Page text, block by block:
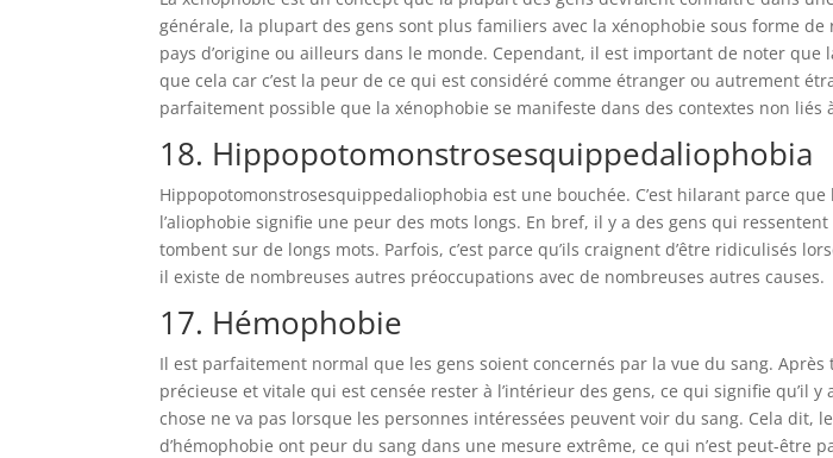
générale, la plupart des gens sont plus familiers avec la xénophobie sous forme
pays d’origine ou ailleurs dans le monde. Cependant, il est important de noter que
que cela car c’est la peur de ce qui est considéré comme étranger ou autrement
parfaitement possible que la xénophobie se manifeste dans des contextes non liés
18. Hippopotomonstrosesquippedaliophobia
Hippopotomonstrosesquippedaliophobia est une bouchée. C’est hilarant parce
l’aliophobie signifie une peur des mots longs. En bref, il y a des gens qui
tombent sur de longs mots. Parfois, c’est parce qu’ils craignent d’être ridiculisés
il existe de nombreuses autres préoccupations avec de nombreuses autres causes.
17. Hémophobie
Il est parfaitement normal que les gens soient concernés par la vue du sang.
précieuse et vitale qui est censée rester à l’intérieur des gens, ce qui signifie qu’il
chose ne va pas lorsque les personnes intéressées peuvent voir du sang. Cela dit,
d’hémophobie ont peur du sang dans une mesure extrême, ce qui n’est peut-être